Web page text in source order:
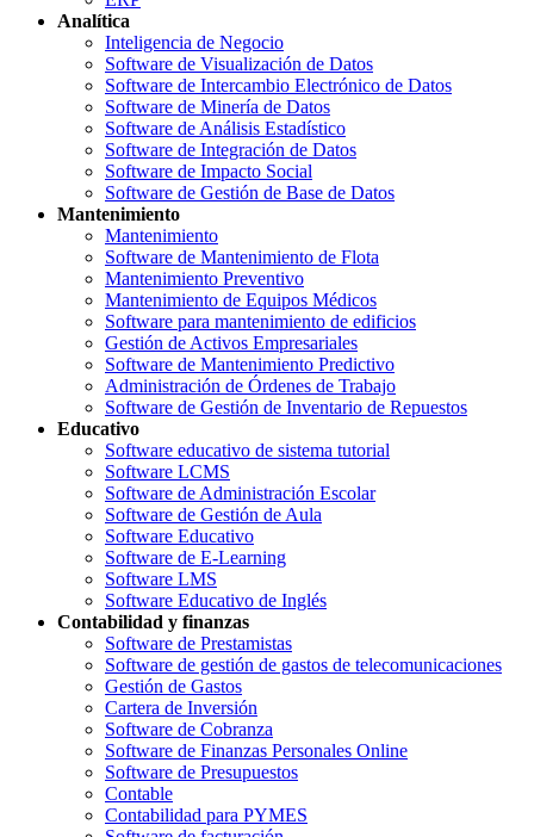
Analítica
Inteligencia de Negocio
Software de Visualización de Datos
Software de Intercambio Electrónico de Datos
Software de Minería de Datos
Software de Análisis Estadístico
Software de Integración de Datos
Software de Impacto Social
Software de Gestión de Base de Datos
Mantenimiento
Mantenimiento
Software de Mantenimiento de Flota
Mantenimiento Preventivo
Mantenimiento de Equipos Médicos
Software para mantenimiento de edificios
Gestión de Activos Empresariales
Software de Mantenimiento Predictivo
Administración de Órdenes de Trabajo
Software de Gestión de Inventario de Repuestos
Educativo
Software educativo de sistema tutorial
Software LCMS
Software de Administración Escolar
Software de Gestión de Aula
Software Educativo
Software de E-Learning
Software LMS
Software Educativo de Inglés
Contabilidad y finanzas
Software de Prestamistas
Software de gestión de gastos de telecomunicaciones
Gestión de Gastos
Cartera de Inversión
Software de Cobranza
Software de Finanzas Personales Online
Software de Presupuestos
Contable
Contabilidad para PYMES